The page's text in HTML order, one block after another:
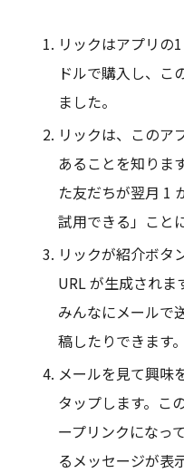
リックはアプリの
ドルで購入し、こ
ました。
リックは、このア
あることを知りま
た友だちが翌月 1
試用できる」こと
リックが紹介ボタ
URL が生成されま
みんなにメールで
稿したりできます。
メールを見て興味
タップします。こ
ープリンクになっ
るメッセージが表